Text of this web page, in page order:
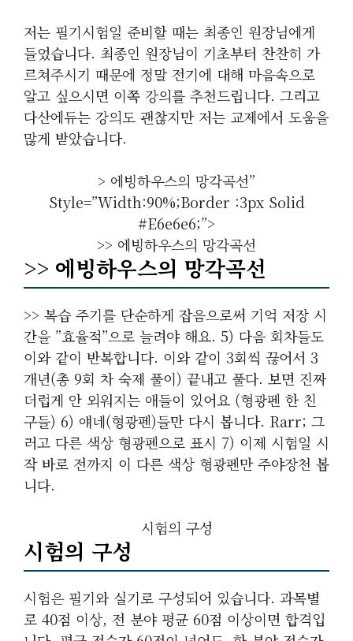
저는 필기시험일 준비할 때는 최종인 원장님에게
들었습니다. 최종인 원장님이 기초부터 찬찬히 가
르쳐주시기 때문에 정말 전기에 대해 마음속으로
알고 싶으시면 이쪽 강의를 추천드립니다. 그리고
다산에듀는 강의도 괜찮지만 저는 교제에서 도움을
많게 받았습니다.
> 에빙하우스의 망각곡선”
Style=”width:90%;border :3px Solid
#e6e6e6;”>
>> 에빙하우스의 망각곡선
>> 에빙하우스의 망각곡선
>> 복습 주기를 단순하게 잡음으로써 기억 저장 시
간을 ”효율적”으로 늘려야 해요. 5) 다음 회차들도
이와 같이 반복합니다. 이와 같이 3회씩 끊어서 3
개년(총 9회 차 숙제 풀이) 끝내고 풀다. 보면 진짜
더럽게 안 외워지는 애들이 있어요 (형광펜 한 친
구들) 6) 얘네(형광펜)들만 다시 봅니다. Rarr; 그
러고 다른 색상 형광펜으로 표시 7) 이제 시험일 시
작 바로 전까지 이 다른 색상 형광펜만 주야장천 봅
니다.
시험의 구성
시험의 구성
시험은 필기와 실기로 구성되어 있습니다. 과목별
로 40점 이상, 전 분야 평균 60점 이상이면 합격입